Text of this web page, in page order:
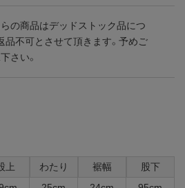
らの商品はデッドストック品につ
品不可とさせて頂きます。予めご
さい。
上 わたり 裾幅
股下